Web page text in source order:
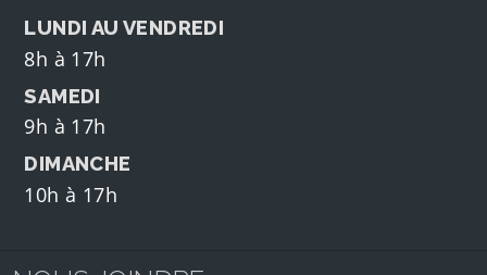
LUNDI AU VENDREDI
8h à 17h
SAMEDI
9h à 17h
DIMANCHE
10h à 17h